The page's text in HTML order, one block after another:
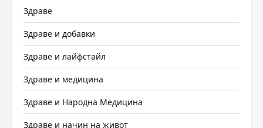
Здраве
Здраве и добавки
Здраве и лайфстайл
Здраве и медицина
Здраве и Народна Медицина
Здраве и начин на живот